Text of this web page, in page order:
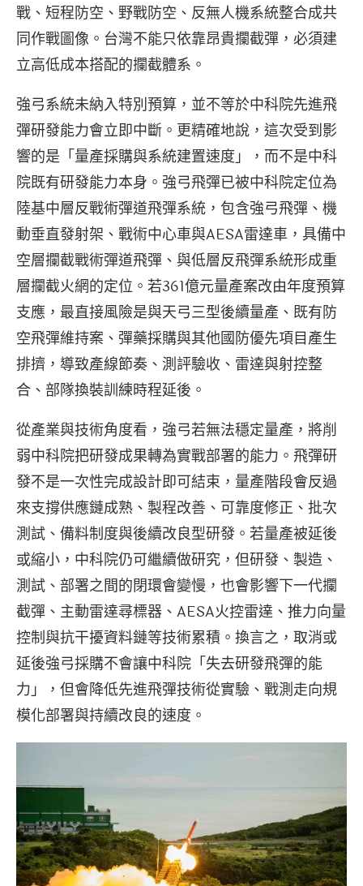
戰、短程防空、野戰防空、反無人機系統整合成共
同作戰圖像。台灣不能只依靠昂貴攔截彈，必須建
立高低成本搭配的攔截體系。
強弓系統未納入特別預算，並不等於中科院先進飛
彈研發能力會立即中斷。更精確地說，這次受到影
響的是「量產採購與系統建置速度」，而不是中科
院既有研發能力本身。強弓飛彈已被中科院定位為
陸基中層反戰術彈道飛彈系統，包含強弓飛彈、機
動垂直發射架、戰術中心車與AESA雷達車，具備中
空層攔截戰術彈道飛彈、與低層反飛彈系統形成重
層攔截火網的定位。若361億元量產案改由年度預算
支應，最直接風險是與天弓三型後續量產、既有防
空飛彈維持案、彈藥採購與其他國防優先項目產生
排擠，導致產線節奏、測評驗收、雷達與射控整
合、部隊換裝訓練時程延後。
從產業與技術角度看，強弓若無法穩定量產，將削
弱中科院把研發成果轉為實戰部署的能力。飛彈研
發不是一次性完成設計即可結束，量產階段會反過
來支撐供應鏈成熟、製程改善、可靠度修正、批次
測試、備料制度與後續改良型研發。若量產被延後
或縮小，中科院仍可繼續做研究，但研發、製造、
測試、部署之間的閉環會變慢，也會影響下一代攔
截彈、主動雷達尋標器、AESA火控雷達、推力向量
控制與抗干擾資料鏈等技術累積。換言之，取消或
延後強弓採購不會讓中科院「失去研發飛彈的能
力」，但會降低先進飛彈技術從實驗、戰測走向規
模化部署與持續改良的速度。